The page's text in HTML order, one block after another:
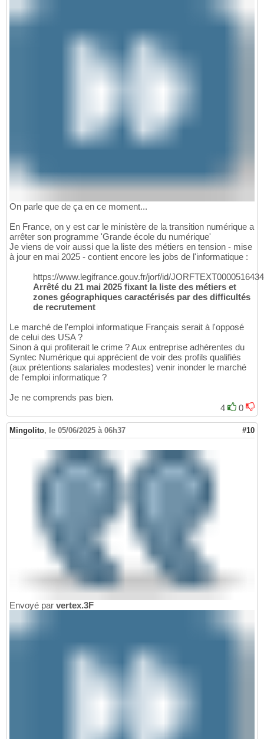
On parle que de ça en ce moment...
En France, on y est car le ministère de la transition numérique a
arrêter son programme 'Grande école du numérique'
Je viens de voir aussi que la liste des métiers en tension - mise
à jour en mai 2025 - contient encore les jobs de l'informatique :
https://www.legifrance.gouv.fr/jorf/id/
Arrêté du 21 mai 2025 fixant la liste des métiers et
zones géographiques caractérisés par des difficultés
de recrutement
Le marché de l'emploi informatique Français serait à l'opposé
de celui des USA ?
Sinon à qui profiterait le crime ? Aux entreprise adhérentes du
Syntec Numérique qui apprécient de voir des profils qualifiés
(aux prétentions salariales modestes) venir inonder le marché
de l'emploi informatique ?
Je ne comprends pas bien.
4
0
Mingolito, le 05/06/2025 à 06h37 #10
Envoyé par vertex.3F